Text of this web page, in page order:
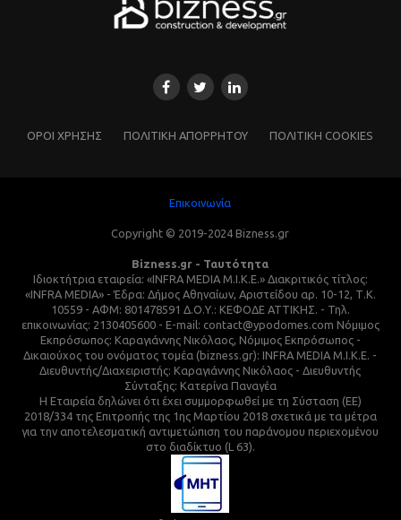
ΌΡΟΙ ΧΡΗΣΗΣ ΠΟΛΙΤΙΚΗ ΑΠΟΡΡΗΤΟΥ ΠΟΛΙΤΙΚΗ COOKIES
Επικοινωνία
Copyright © 2019-2024 Bizness.gr
Bizness.gr - Ταυτότητα
Ιδιοκτήτρια εταιρεία: «INFRA MEDIA M.I.K.E.» Διακριτικός τίτλος:
«INFRA MEDIA» - Έδρα: Δήμος Αθηναίων, Αριστείδου αρ. 10-12, Τ.Κ.
10559 - ΑΦΜ: 801478591 Δ.Ο.Υ.: ΚΕΦΟΔΕ ΑΤΤΙΚΗΣ. - Τηλ.
επικοινωνίας: 2130405600 - E-mail: contact@ypodomes.com Νόμιμος
Εκπρόσωπος: Καραγιάννης Νικόλαος, Νόμιμος Εκπρόσωπος -
Δικαιούχος του ονόματος τομέα (bizness.gr): INFRA MEDIA M.I.K.E. -
Διευθυντής/Διαχειριστής: Καραγιάννης Νικόλαος - Διευθυντής
Σύνταξης: Κατερίνα Παναγέα
Η Εταιρεία δηλώνει ότι έχει συμμορφωθεί με τη Σύσταση (ΕΕ)
2018/334 της Επιτροπής της 1ης Μαρτίου 2018 σχετικά με τα μέτρα
για την αποτελεσματική αντιμετώπιση του παράνομου περιεχομένου
στο διαδίκτυο (L 63).